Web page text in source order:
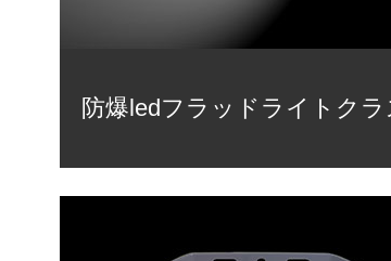
防爆ledフラッドライトク